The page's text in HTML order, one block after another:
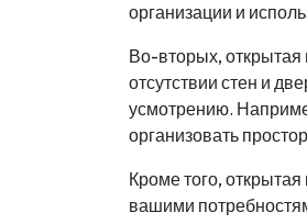
организации и
Во-вторых, открытая
отсутствии стен и
усмотрению.
организовать
Кроме того,
вашими